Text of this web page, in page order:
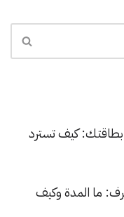
كيف تسترد
ما المدة وكيف